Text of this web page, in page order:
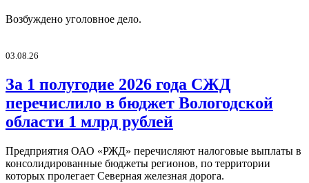
Возбуждено уголовное дело.
03.08.26
За 1 полугодие 2026 года СЖД
перечислило в бюджет Вологодской
области 1 млрд рублей
Предприятия ОАО «РЖД» перечисляют налоговые выплаты в
консолидированные бюджеты регионов, по территории
которых пролегает Северная железная дорога.